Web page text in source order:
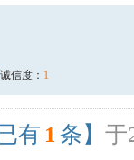
诚信度： 1
有 1 条】 于